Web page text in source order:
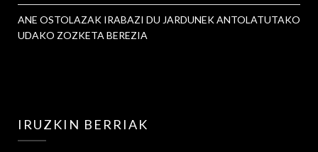
ANE OSTOLAZAK IRABAZI DU JARDUNEK ANTOLATUTAKO
UDAKO ZOZKETA BEREZIA
IRUZKIN BERRIAK